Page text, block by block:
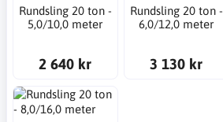
Rundsling 20 ton -
5,0/10,0 meter
2 640 kr
Rundsling 20 ton -
6,0/12,0 meter
3 130 kr